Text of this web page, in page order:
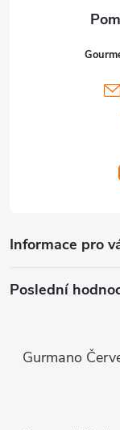
Informace pro
Poslední